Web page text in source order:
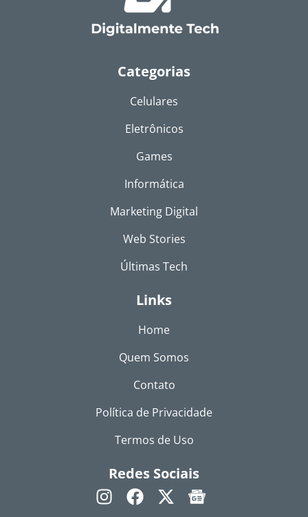
Categorias
Celulares
Eletrônicos
Games
Informática
Marketing Digital
Web Stories
Últimas Tech
Links
Home
Quem Somos
Contato
Política de Privacidade
Termos de Uso
Redes Sociais